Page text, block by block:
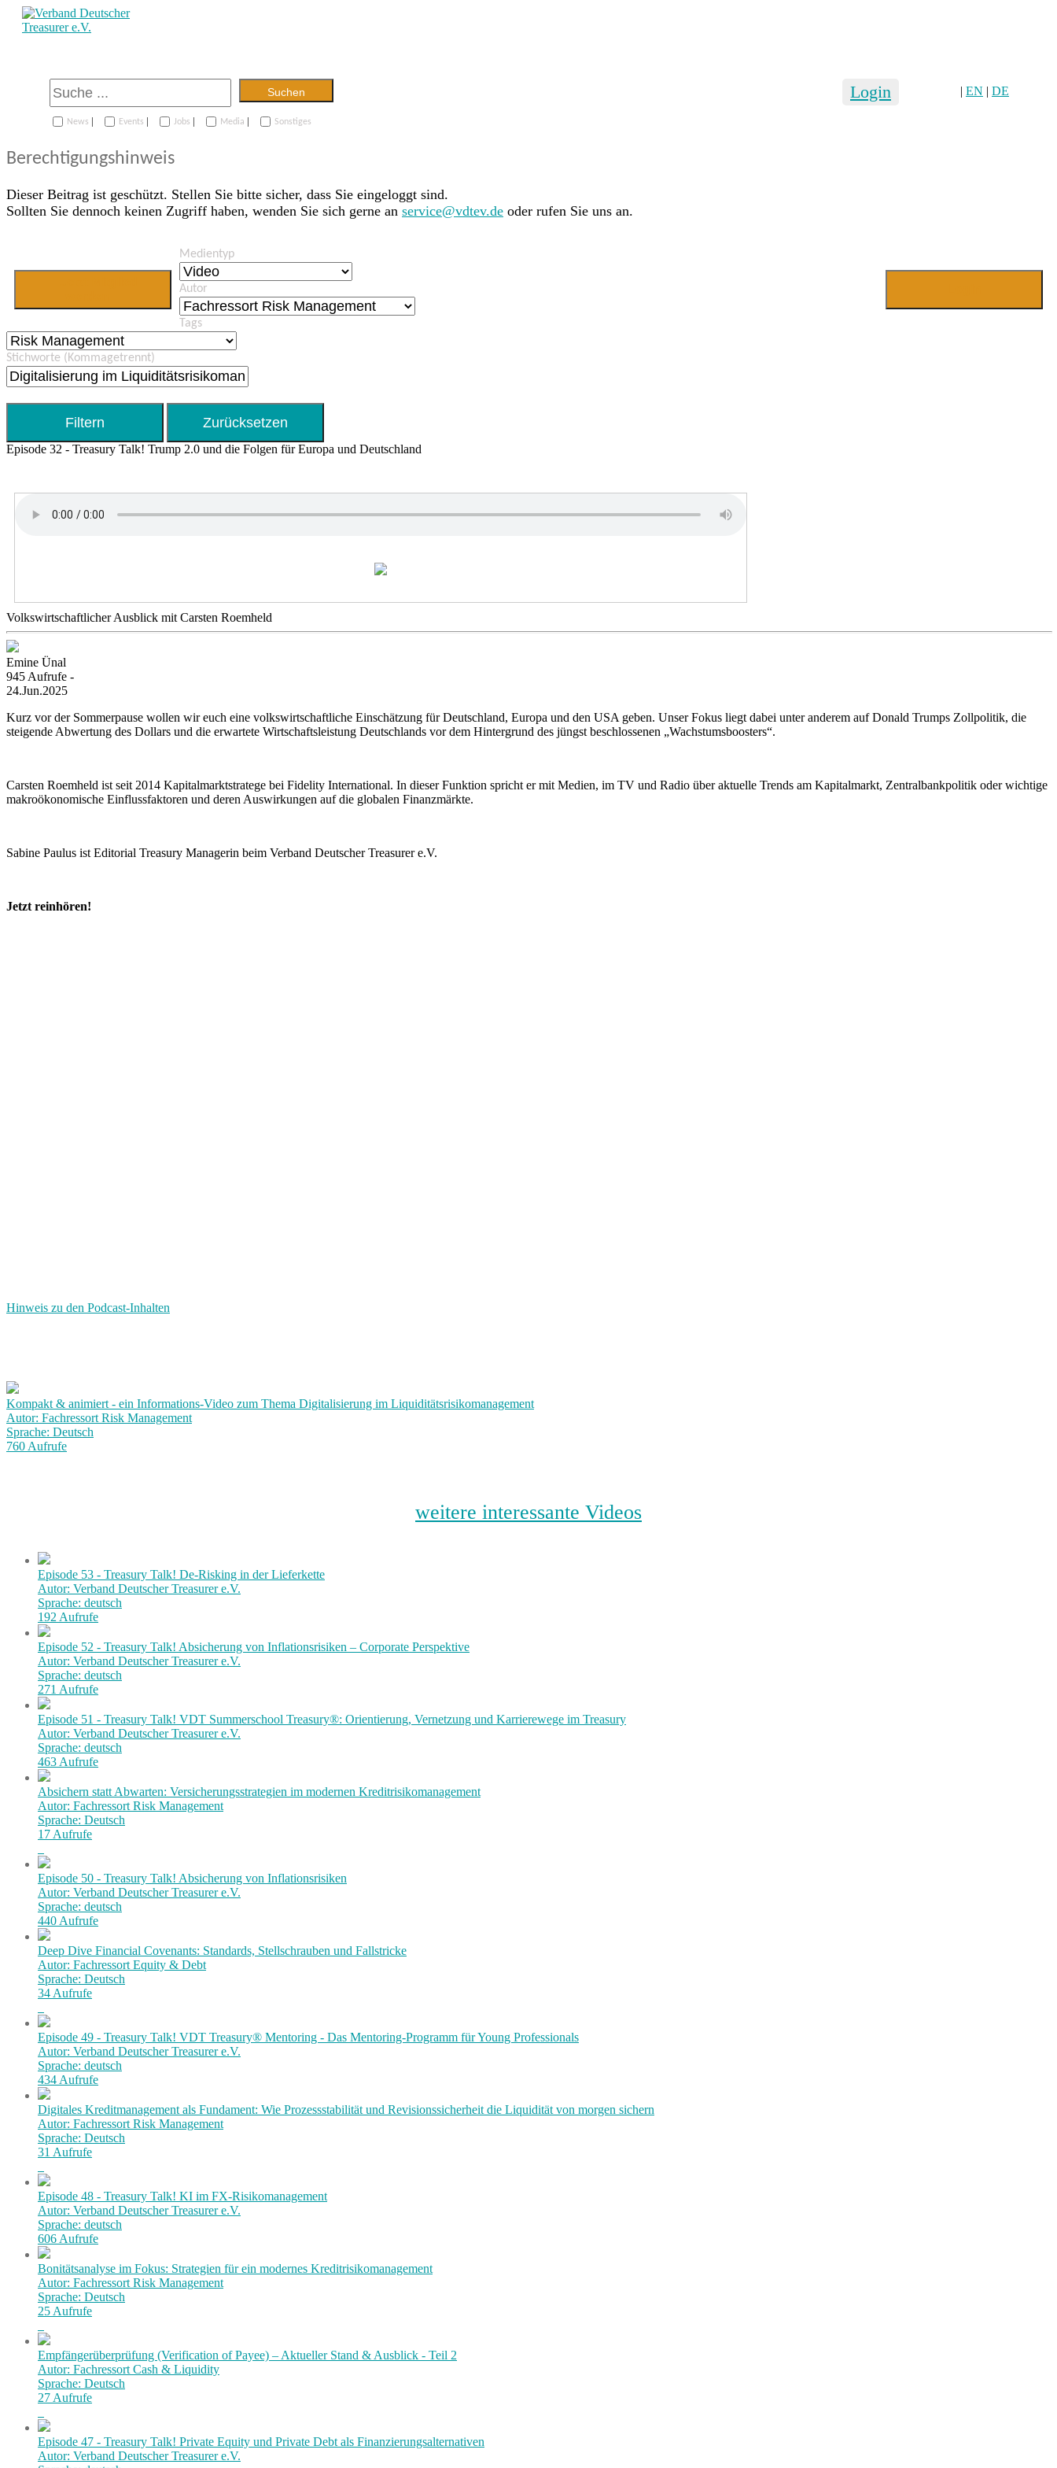
| EN | DE
Login
Suchen
News | Events | Jobs | Media | Sonstiges
Berechtigungshinweis
Dieser Beitrag ist geschützt. Stellen Sie bitte sicher, dass Sie eingeloggt sind.
Sollten Sie dennoch keinen Zugriff haben, wenden Sie sich gerne an service@vdtev.de oder rufen Sie uns an.
Medientyp
Autor
Tags
Stichworte (Kommagetrennt)
Episode 32 - Treasury Talk! Trump 2.0 und die Folgen für Europa und Deutschland
Volkswirtschaftlicher Ausblick mit Carsten Roemheld
Emine Ünal
945 Aufrufe -
24.Jun.2025
Kurz vor der Sommerpause wollen wir euch eine volkswirtschaftliche Einschätzung für Deutschland, Europa und den USA geben. Unser Fokus liegt dabei unter anderem auf Donald Trumps Zollpolitik, die
steigende Abwertung des Dollars und die erwartete Wirtschaftsleistung Deutschlands vor dem Hintergrund des jüngst beschlossenen „Wachstumsboosters“.
Carsten Roemheld ist seit 2014 Kapitalmarktstratege bei Fidelity International. In dieser Funktion spricht er mit Medien, im TV und Radio über aktuelle Trends am Kapitalmarkt, Zentralbankpolitik oder wichtige
makroökonomische Einflussfaktoren und deren Auswirkungen auf die globalen Finanzmärkte.
Sabine Paulus ist Editorial Treasury Managerin beim Verband Deutscher Treasurer e.V.
Jetzt reinhören!
Hinweis zu den Podcast-Inhalten
Kompakt & animiert - ein Informations-Video zum Thema Digitalisierung im Liquiditätsrisikomanagement
Autor: Fachressort Risk Management
Sprache: Deutsch
760 Aufrufe
weitere interessante Videos
Episode 53 - Treasury Talk! De-Risking in der Lieferkette
Autor: Verband Deutscher Treasurer e.V.
Sprache: deutsch
192 Aufrufe
Episode 52 - Treasury Talk! Absicherung von Inflationsrisiken – Corporate Perspektive
Autor: Verband Deutscher Treasurer e.V.
Sprache: deutsch
271 Aufrufe
Episode 51 - Treasury Talk! VDT Summerschool Treasury®: Orientierung, Vernetzung und Karrierewege im Treasury
Autor: Verband Deutscher Treasurer e.V.
Sprache: deutsch
463 Aufrufe
Absichern statt Abwarten: Versicherungsstrategien im modernen Kreditrisikomanagement
Autor: Fachressort Risk Management
Sprache: Deutsch
17 Aufrufe
Episode 50 - Treasury Talk! Absicherung von Inflationsrisiken
Autor: Verband Deutscher Treasurer e.V.
Sprache: deutsch
440 Aufrufe
Deep Dive Financial Covenants: Standards, Stellschrauben und Fallstricke
Autor: Fachressort Equity & Debt
Sprache: Deutsch
34 Aufrufe
Episode 49 - Treasury Talk! VDT Treasury® Mentoring - Das Mentoring-Programm für Young Professionals
Autor: Verband Deutscher Treasurer e.V.
Sprache: deutsch
434 Aufrufe
Digitales Kreditmanagement als Fundament: Wie Prozessstabilität und Revisionssicherheit die Liquidität von morgen sichern
Autor: Fachressort Risk Management
Sprache: Deutsch
31 Aufrufe
Episode 48 - Treasury Talk! KI im FX-Risikomanagement
Autor: Verband Deutscher Treasurer e.V.
Sprache: deutsch
606 Aufrufe
Bonitätsanalyse im Fokus: Strategien für ein modernes Kreditrisikomanagement
Autor: Fachressort Risk Management
Sprache: Deutsch
25 Aufrufe
Empfängerüberprüfung (Verification of Payee) – Aktueller Stand & Ausblick - Teil 2
Autor: Fachressort Cash & Liquidity
Sprache: Deutsch
27 Aufrufe
Episode 47 - Treasury Talk! Private Equity und Private Debt als Finanzierungsalternativen
Autor: Verband Deutscher Treasurer e.V.